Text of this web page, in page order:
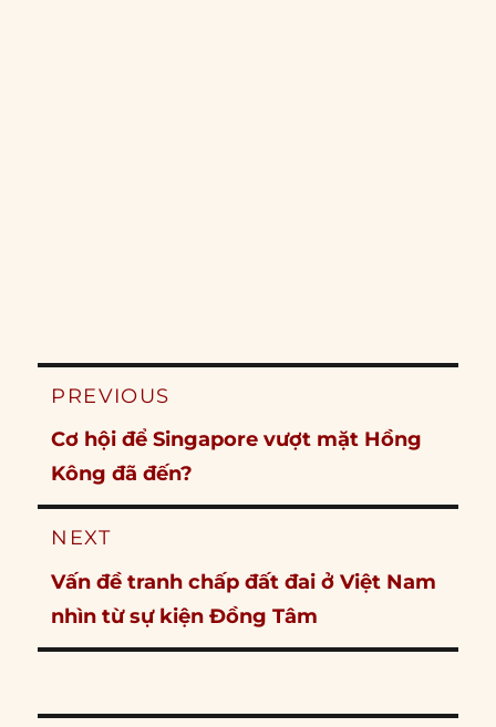
Post
PREVIOUS
Previous
post:
Cơ hội để Singapore vượt mặt Hồng
Kông đã đến?
NEXT
Next
post:
Vấn đề tranh chấp đất đai ở Việt Nam
nhìn từ sự kiện Đồng Tâm